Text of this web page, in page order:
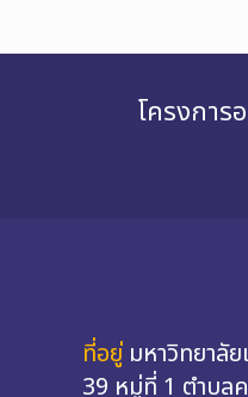
โครงการ
ที่อยู่ มหาวิทยาลั
39 หมู่ที่ 1 ตำบล